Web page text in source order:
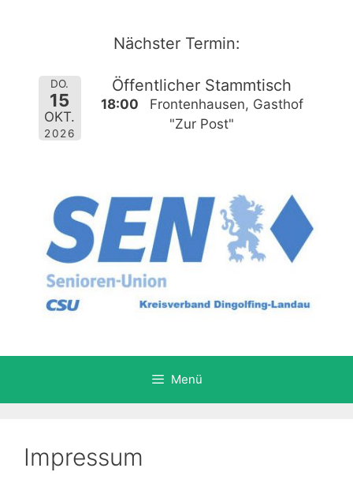
Nächster Termin:
DO.
15
OKT.
2026
Öffentlicher Stammtisch
18:00
Frontenhausen, Gasthof
"Zur Post"
Menü
Impressum